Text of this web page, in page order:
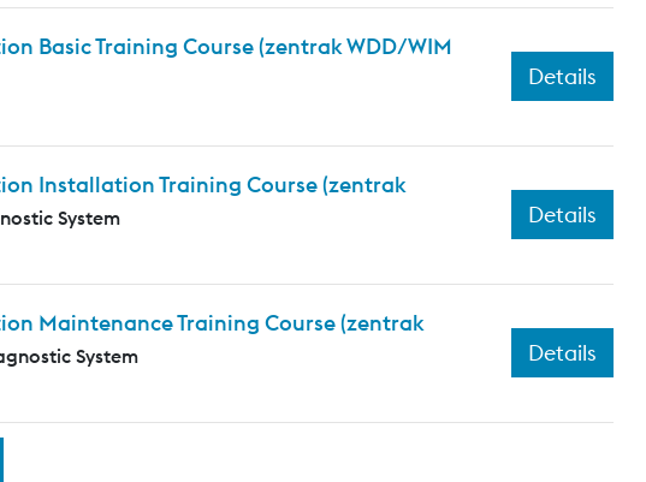
Basic Training Course (zentrak WDD/WIM
Details
Installation Training Course (zentrak
System
Details
Maintenance Training Course (zentrak
System
Details